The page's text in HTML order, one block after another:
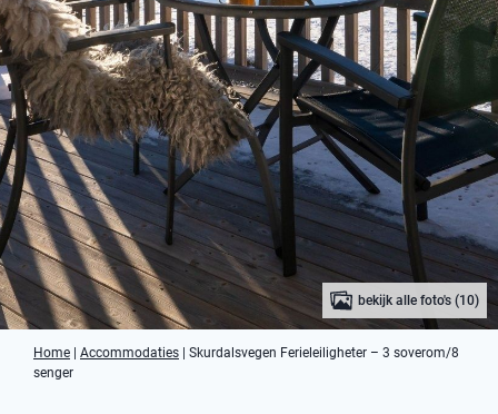
bekijk alle foto's (10)
Home Accommodaties
Skurdalsvegen Ferieleiligheter – 3 soverom/8
senger